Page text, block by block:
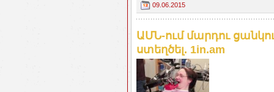
09.06.2015
ԱՄՆ-ում մարդու
ստեղծել. 1in.am